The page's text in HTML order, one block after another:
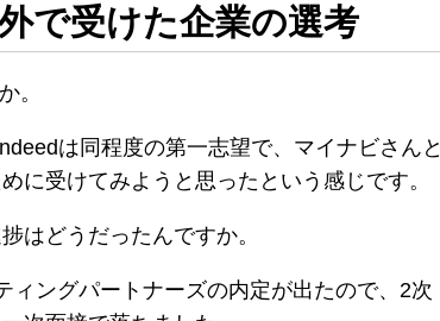
で受けた企業の選考
。
は同程度の第一志望で、マイナビさんと
に受けてみようと思ったという感じです。
はどうだったんですか。
ィングパートナーズの内定が出たので、2次